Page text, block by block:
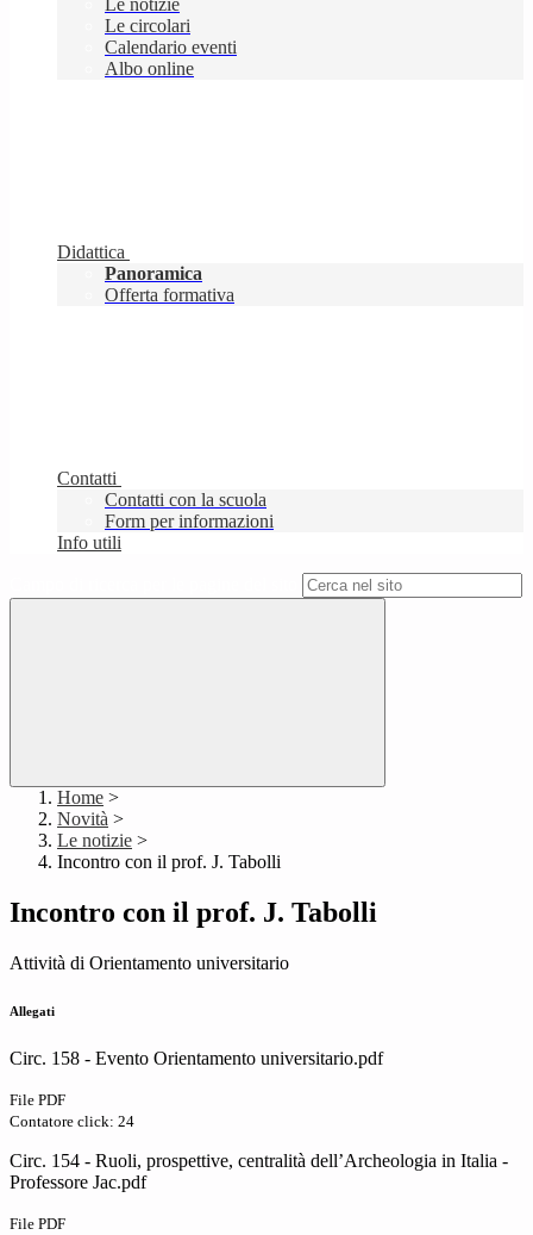
Le notizie
Le circolari
Calendario eventi
Albo online
Didattica
Panoramica
Offerta formativa
Contatti
Contatti con la scuola
Form per informazioni
Info utili
Home >
Novità >
Le notizie >
Incontro con il prof. J. Tabolli
Incontro con il prof. J. Tabolli
Attività di Orientamento universitario
Allegati
Circ. 158 - Evento Orientamento universitario.pdf
File PDF
Contatore click: 24
Circ. 154 - Ruoli, prospettive, centralità dell’Archeologia in Italia -
Professore Jac.pdf
File PDF